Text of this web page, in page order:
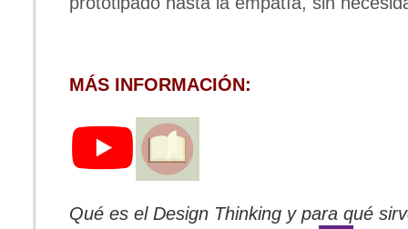
MÁS INFORMACIÓN:
Qué es el Design Thinking y para qué